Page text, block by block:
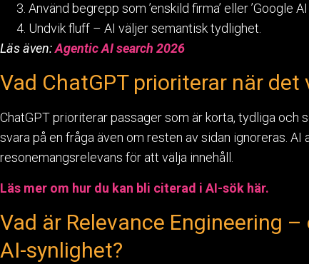
Använd begrepp som ’enskild firma’ eller ’Google AI
Undvik fluff – AI väljer semantisk tydlighet.
Läs även:Agentic AI search 2026
Vad ChatGPT prioriterar när
ChatGPT prioriterar passager som är korta, tydliga och
svara på en fråga även om resten av sidan ignoreras. AI
resonemangsrelevans för att välja innehåll.
Läs mer om hur du kan bli citerad i AI-sök här.
Vad är Relevance Engineering
AI-synlighet?